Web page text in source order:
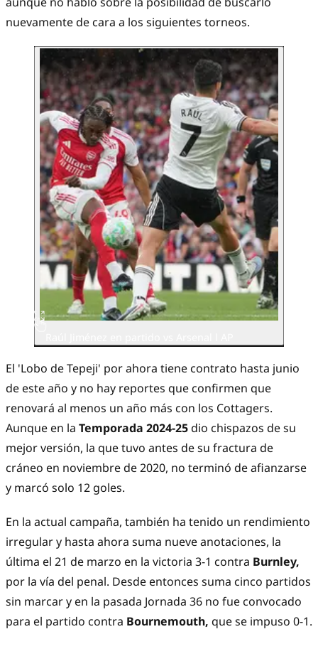
nuevamente de cara a los siguientes torneos.
El 'Lobo de Tepeji' por ahora tiene contrato hasta junio
de este año y no hay reportes que confirmen que
renovará al menos un año más con los Cottagers.
Aunque en la Temporada 2024-25dio chispazos de su
mejor versión, la que tuvo antes de su fractura de
cráneo en noviembre de 2020, no terminó de afianzarse
y marcó solo 12 goles.
En la actual campaña, también ha tenido un rendimiento
irregular y hasta ahora suma nueve anotaciones, la
última el 21 de marzo en la victoria 3-1 contra Burnley,
por la vía del penal. Desde entonces suma cinco partidos
sin marcar y en la pasada Jornada 36 no fue convocado
para el partido contra Bournemouth, que se impuso 0-1.